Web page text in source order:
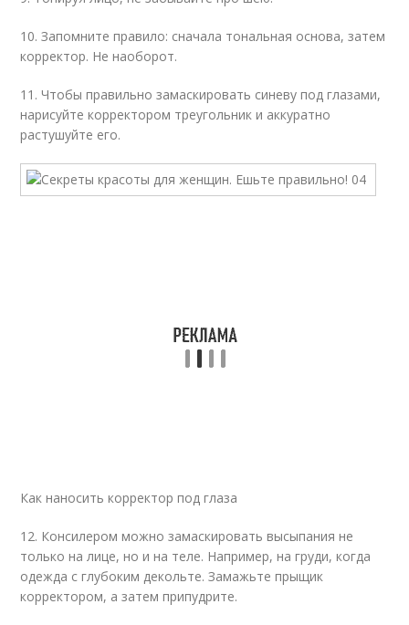
10. Запомните правило: сначала тональная основа, затем
корректор. Не наоборот.
11. Чтобы правильно замаскировать синеву под глазами,
нарисуйте корректором треугольник и аккуратно
растушуйте его.
Как наносить корректор под глаза
12. Консилером можно замаскировать высыпания не
только на лице, но и на теле. Например, на груди, когда
одежда с глубоким декольте. Замажьте прыщик
корректором, а затем припудрите.